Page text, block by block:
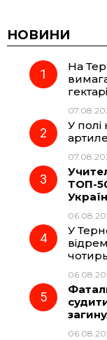
c
e
o
o
НОВИНИ
На
У
ТОП-
У